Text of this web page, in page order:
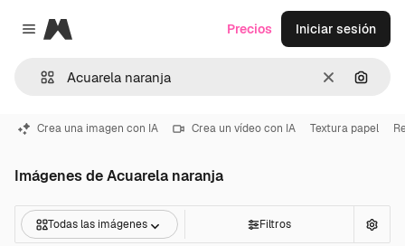
Close menu
Magnific
Borrar
Precios Iniciar sesión
Crea una imagen con IA Crea un vídeo con IA Textura papel
Imágenes de Acuarela naranja
Todas las imágenes Filtros